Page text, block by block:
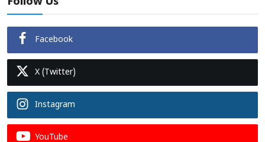
Facebook
X (Twitter)
Instagram
YouTube